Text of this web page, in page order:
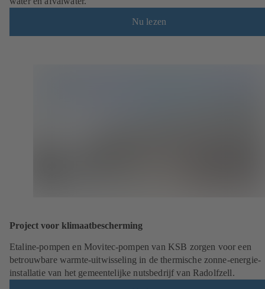
Nu lezen
Project voor klimaatbescherming
Etaline-pompen en Movitec-pompen van KSB zorgen voor een
betrouwbare warmte-uitwisseling in de thermische zonne-energie-
installatie van het gemeentelijke nutsbedrijf van Radolfzell.